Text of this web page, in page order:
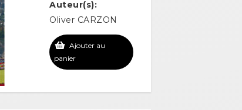
Auteur(s):
Oliver CARZON
Ajouter au
panier